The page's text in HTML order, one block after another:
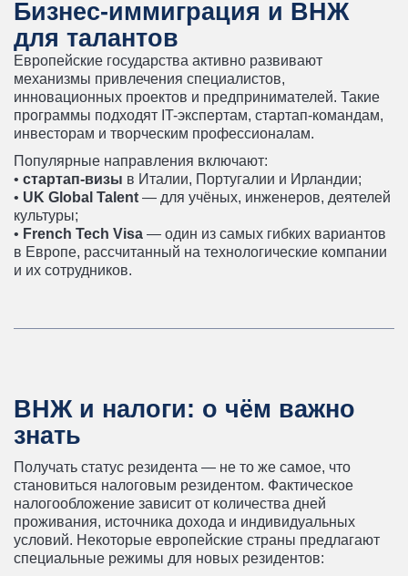
Бизнес-иммиграция и ВНЖ
для талантов
Европейские государства активно развивают
механизмы привлечения специалистов,
инновационных проектов и предпринимателей. Такие
программы подходят IT-экспертам, стартап-командам,
инвесторам и творческим профессионалам.
Популярные направления включают:
• стартап-визы в Италии, Португалии и Ирландии;
• UK Global Talent — для учёных, инженеров, деятелей
культуры;
• French Tech Visa — один из самых гибких вариантов
в Европе, рассчитанный на технологические компании
и их сотрудников.
ВНЖ и налоги: о чём важно
знать
Получать статус резидента — не то же самое, что
становиться налоговым резидентом. Фактическое
налогообложение зависит от количества дней
проживания, источника дохода и индивидуальных
условий. Некоторые европейские страны предлагают
специальные режимы для новых резидентов: